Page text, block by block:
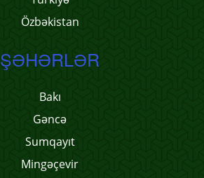
Özbəkistan
ŞƏHƏRLƏR
Bakı
Gəncə
Sumqayıt
Mingəçevir